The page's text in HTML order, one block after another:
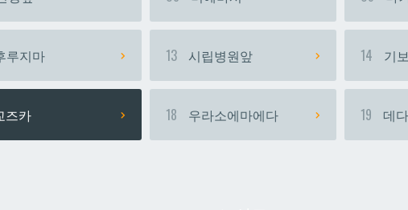
루지마 13 시립병원앞 14 기보
즈카 18 우라소에마에다 19 데